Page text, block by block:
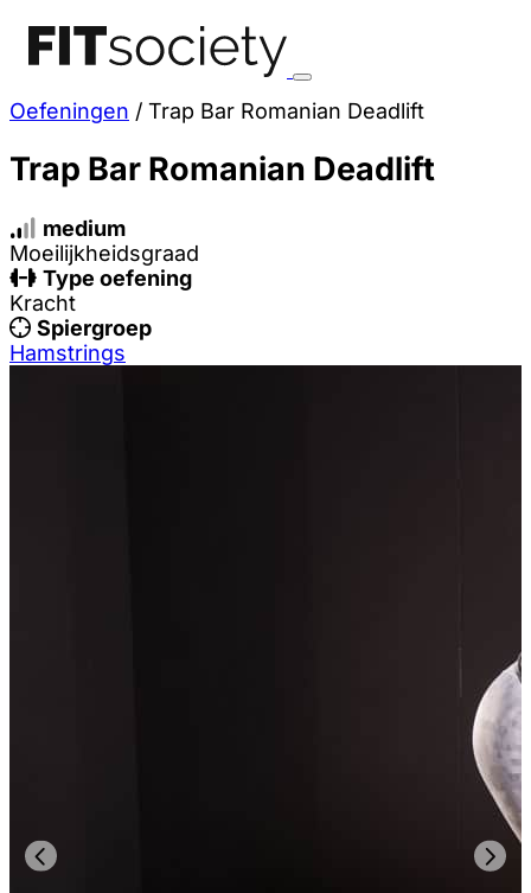
Oefeningen / Trap Bar Romanian Deadlift
Trap Bar Romanian Deadlift
medium
Moeilijkheidsgraad
Type oefening
Kracht
Spiergroep
Hamstrings